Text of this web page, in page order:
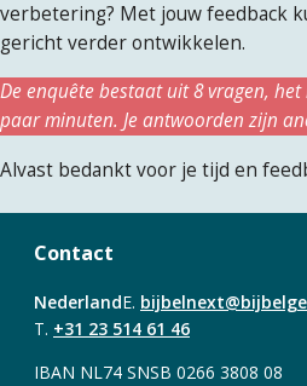
verbetering? Met jouw feedback
gericht verder ontwikkelen.
De enquête bestaat uit 8 vragen,
paar minuten. Je antwoorden zijn
Alvast bedankt voor je tijd en
Contact
NederlandE.
T. +31 23 514 61 46
IBAN NL74 SNSB 0266 3808 08